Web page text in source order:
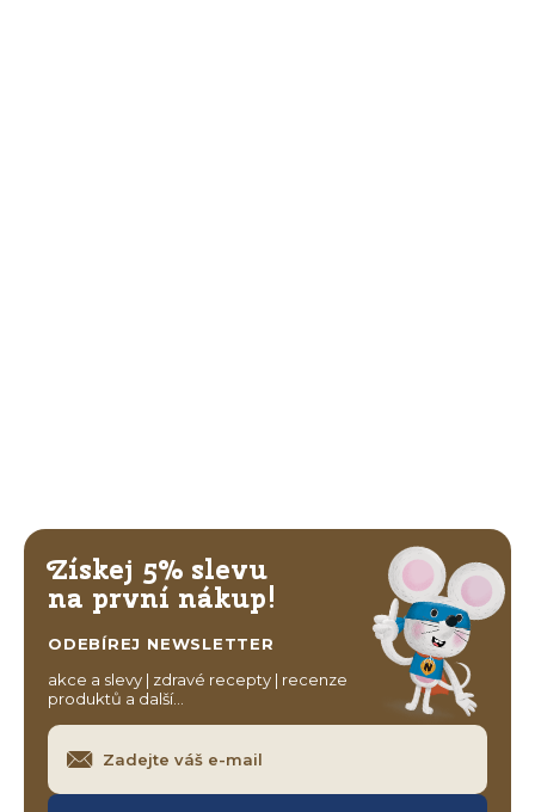
Získej 5% slevu
na první nákup!
ODEBÍREJ NEWSLETTER
akce a slevy | zdravé recepty | recenze
produktů a další…